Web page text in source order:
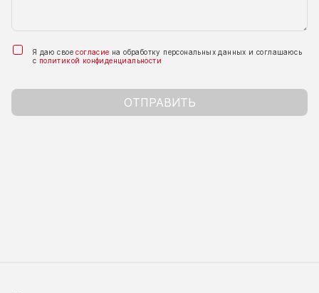
Я даю своесогласие на обработку персональных данных и соглашаюсь
с политикой конфиденциальности
ОТПРАВИТЬ